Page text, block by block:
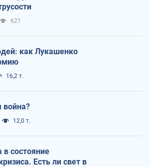
621
как Лукашенко
16,2 т.
война?
12,0 т.
в состояние
Есть ли свет в